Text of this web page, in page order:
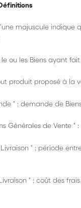
majuscule indique
le ou les Biens ayant
produit proposé à la
" : demande de
Générales de Vente "
" : période
" : coût des